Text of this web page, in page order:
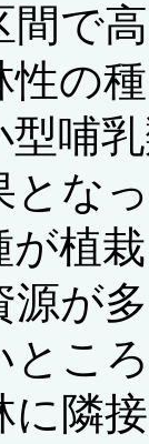
間で
性の
型哺
とな
が植
源が
とこ
に隣